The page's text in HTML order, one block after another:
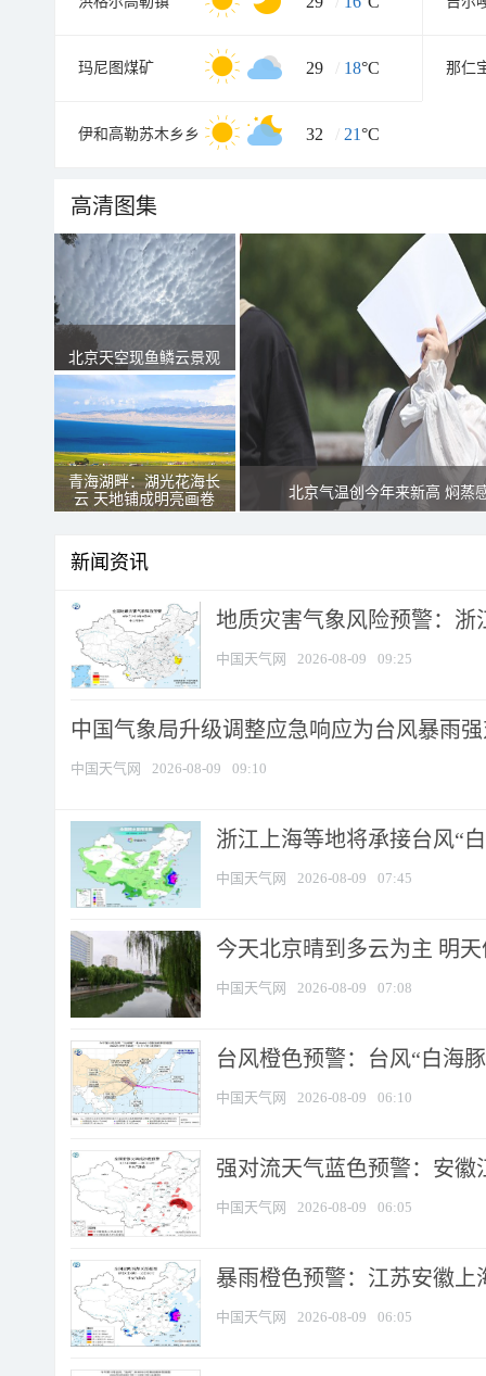
玛尼图煤矿 29 / 18°C 那仁
伊和高勒苏木乡乡 32 / 21°C
高清图集
北京天空现鱼鳞云景观
青海湖畔：湖光花海长
云 天地铺成明亮画卷
北京气温创今年来新高 焖蒸
新闻资讯
地质灾害气象风险预警：浙
中国天气网 2026-08-09 09:25
中国气象局升级调整应急响应为台风暴雨
中国天气网 2026-08-09 09:10
浙江上海等地将承接台风“
中国天气网 2026-08-09 07:45
今天北京晴到多云为主 明
中国天气网 2026-08-09 07:08
台风橙色预警：台风“白海
中国天气网 2026-08-09 06:10
强对流天气蓝色预警：安徽
中国天气网 2026-08-09 06:05
暴雨橙色预警：江苏安徽上
中国天气网 2026-08-09 06:05